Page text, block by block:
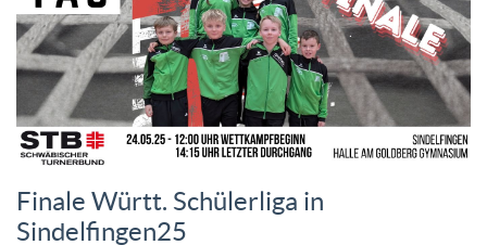
Finale Württ. Schülerliga in
Sindelfingen25